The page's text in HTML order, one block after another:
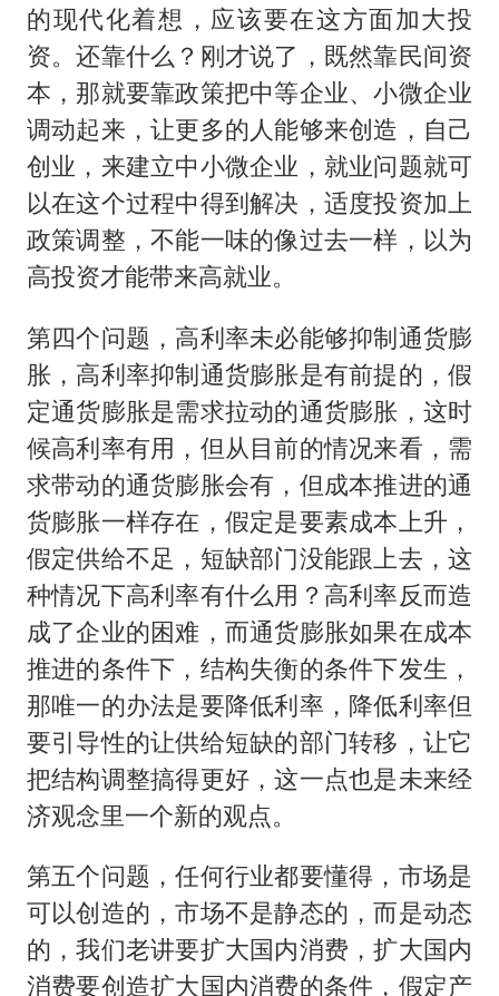
的现代化着想，应该要在这方面加大投
资。还靠什么？刚才说了，既然靠民间资
本，那就要靠政策把中等企业、小微企业
调动起来，让更多的人能够来创造，自己
创业，来建立中小微企业，就业问题就可
以在这个过程中得到解决，适度投资加上
政策调整，不能一味的像过去一样，以为
高投资才能带来高就业。
第四个问题，高利率未必能够抑制通货膨
胀，高利率抑制通货膨胀是有前提的，假
定通货膨胀是需求拉动的通货膨胀，这时
候高利率有用，但从目前的情况来看，需
求带动的通货膨胀会有，但成本推进的通
货膨胀一样存在，假定是要素成本上升，
假定供给不足，短缺部门没能跟上去，这
种情况下高利率有什么用？高利率反而造
成了企业的困难，而通货膨胀如果在成本
推进的条件下，结构失衡的条件下发生，
那唯一的办法是要降低利率，降低利率但
要引导性的让供给短缺的部门转移，让它
把结构调整搞得更好，这一点也是未来经
济观念里一个新的观点。
第五个问题，任何行业都要懂得，市场是
可以创造的，市场不是静态的，而是动态
的，我们老讲要扩大国内消费，扩大国内
消费要创造扩大国内消费的条件，假定产